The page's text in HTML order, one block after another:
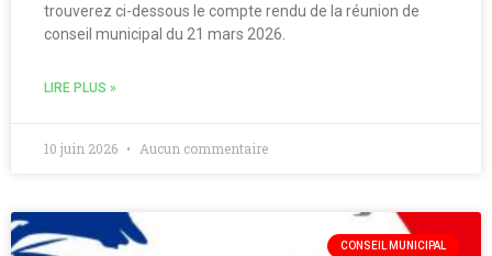
trouverez ci-dessous le compte rendu de la réunion de
conseil municipal du 21 mars 2026.
LIRE PLUS »
10 juin 2026 Aucun commentaire
CONSEIL MUNICIPAL